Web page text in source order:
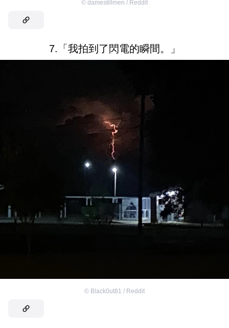
© damestillmen / Reddit
7.「我拍到了閃電的瞬間。」
© Black0ut81 / Reddit